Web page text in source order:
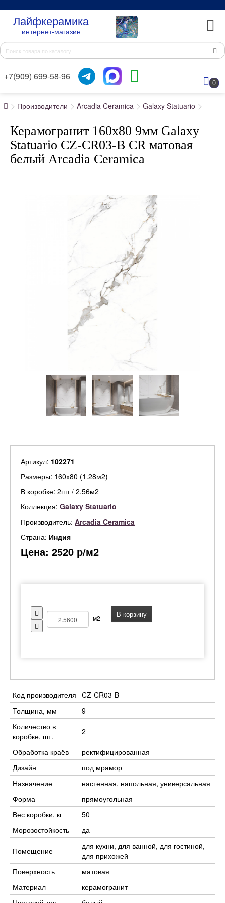
Лайфкерамика
интернет-магазин
+7(909) 699-58-96
0
Производители Arcadia Ceramica Galaxy Statuario
Керамогранит 160x80 9мм Galaxy
Statuario CZ-CR03-B CR матовая
белый Arcadia Ceramica
Артикул: 102271
Размеры: 160х80 (1.28м2)
В коробке: 2шт / 2.56м2
Коллекция: Galaxy Statuario
Производитель: Arcadia Ceramica
Страна: Индия
Цена: 2520 р/м2
м2 В корзину
Код производителя CZ-CR03-B
Толщина, мм
9
Количество в
коробке, шт.
2
Обработка краёв
ректифицированная
Дизайн
под мрамор
Назначение
настенная, напольная, универсальная
Форма
прямоугольная
Вес коробки, кг
50
Морозостойкость
да
Помещение
для кухни, для ванной, для гостиной,
для прихожей
Поверхность
матовая
Материал
керамогранит